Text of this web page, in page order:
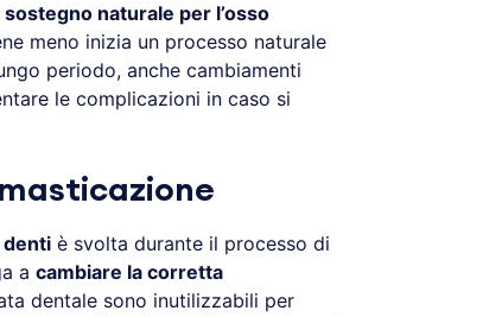
sostegno naturale per l’osso
meno inizia un processo naturale
periodo, anche cambiamenti
le complicazioni in caso si
denti è svolta durante il processo di
a cambiare la corretta
dentale sono inutilizzabili per